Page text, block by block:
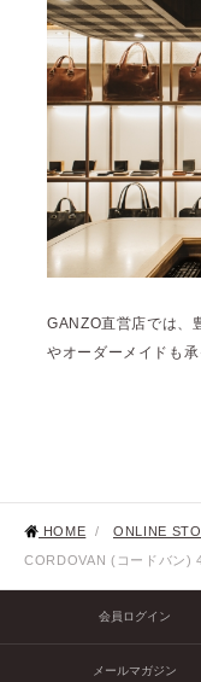
GANZO直営店では、
やオーダーメイドも承
HOME / ONLINE
CORDOVAN (コードバン)
会員ログイン
メールマガジン